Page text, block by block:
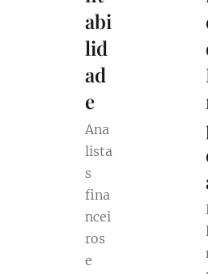
abi
lid
ad
e
Ana
lista
s
fina
ncei
ros
e